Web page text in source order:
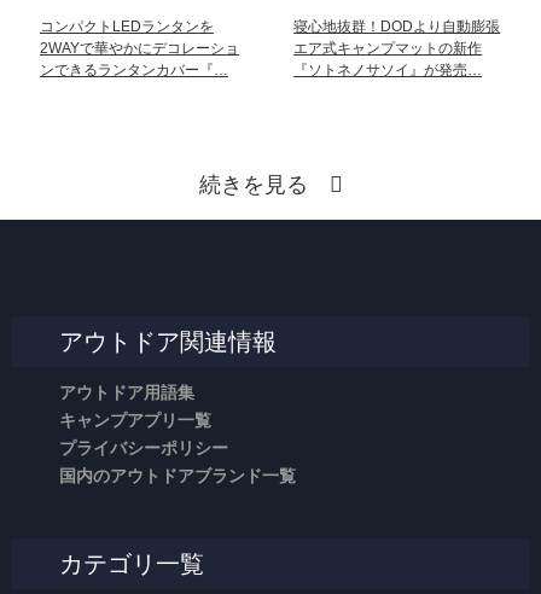
コンパクトLEDランタンを
2WAYで華やかにデコレーショ
ンできるランタンカバー『…
寝心地抜群！DODより自動膨張
エア式キャンプマットの新作
『ソトネノサソイ』が発売…
続きを見る
アウトドア関連情報
アウトドア用語集
キャンプアプリ一覧
プライバシーポリシー
国内のアウトドアブランド一覧
カテゴリ一覧